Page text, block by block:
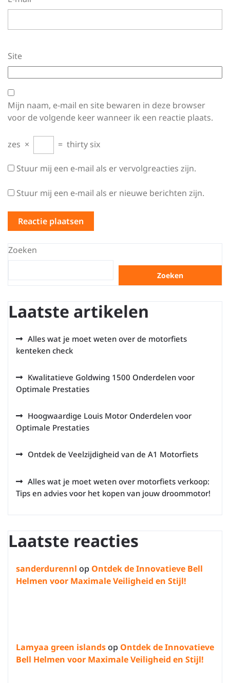
Site
Mijn naam, e-mail en site bewaren in deze browser
voor de volgende keer wanneer ik een reactie plaats.
zes × = thirty six
Stuur mij een e-mail als er vervolgreacties zijn.
Stuur mij een e-mail als er nieuwe berichten zijn.
Zoeken
Zoeken
Laatste artikelen
Alles wat je moet weten over de motorfiets
kenteken check
Kwalitatieve Goldwing 1500 Onderdelen voor
Optimale Prestaties
Hoogwaardige Louis Motor Onderdelen voor
Optimale Prestaties
Ontdek de Veelzijdigheid van de A1 Motorfiets
Alles wat je moet weten over motorfiets verkoop:
Tips en advies voor het kopen van jouw droommotor!
Laatste reacties
sanderdurennl op Ontdek de Innovatieve Bell
Helmen voor Maximale Veiligheid en Stijl!
Lamyaa green islandsop Ontdek de Innovatieve
Bell Helmen voor Maximale Veiligheid en Stijl!